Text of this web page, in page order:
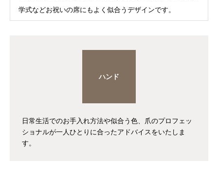
学式などお祝いの席にもよく似合うデザインです。
ハンド
日常生活でのお手入れ方法や似合う色、爪のプロフェッ
ショナルが一人ひとりに合ったアドバイスをいたしま
す。